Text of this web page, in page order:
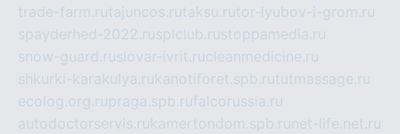
trade-farm.rutajuncos.rutaksu.rutor-lyubov-i-grom.ru
spayderhed-2022.rusplclub.rustoppamedia.ru
snow-guard.ruslovar-ivrit.rucleanmedicine.ru
shkurki-karakulya.rukanotiforet.spb.rututmassage.ru
ecolog.org.rupraga.spb.rufalcorussia.ru
autodoctorservis.rukamertondom.spb.ru net-life.net.ru